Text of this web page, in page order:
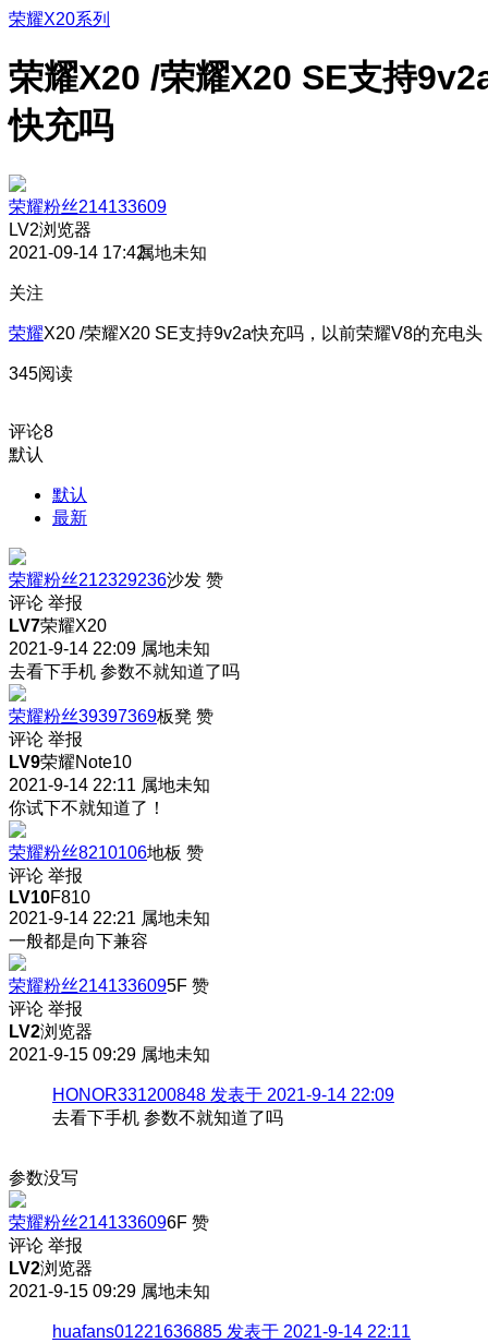
荣耀X20系列
荣耀X20 /荣耀X20 SE支持
快充吗
荣耀粉丝214133609
LV2浏览器
2021-09-14 17:42属地未知
关注
荣耀X20 /荣耀X20 SE支持9v2a快充吗，以前荣耀V8的充电头
345阅读
评论8
默认
默认
最新
荣耀粉丝212329236沙发 赞
评论 举报
LV7荣耀X20
2021-9-14 22:09 属地未知
去看下手机 参数不就知道了吗
荣耀粉丝39397369板凳 赞
评论 举报
LV9荣耀Note10
2021-9-14 22:11 属地未知
你试下不就知道了！
荣耀粉丝8210106地板 赞
评论 举报
LV10F810
2021-9-14 22:21 属地未知
一般都是向下兼容
荣耀粉丝2141336095F 赞
评论 举报
LV2浏览器
2021-9-15 09:29 属地未知
HONOR331200848 发表于 2021-9-14 22:09
去看下手机 参数不就知道了吗
参数没写
荣耀粉丝2141336096F 赞
评论 举报
LV2浏览器
2021-9-15 09:29 属地未知
huafans01221636885 发表于 2021-9-14 22:11